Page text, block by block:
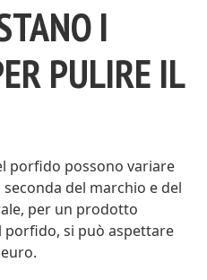
I
PULIRE IL
porfido possono variare
del marchio e del
per un prodotto
porfido, si può aspettare